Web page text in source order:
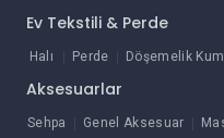
Ev Tekstili & Perde
Halı Perde Döşemelik
Aksesuarlar
Sehpa Genel Aksesuar